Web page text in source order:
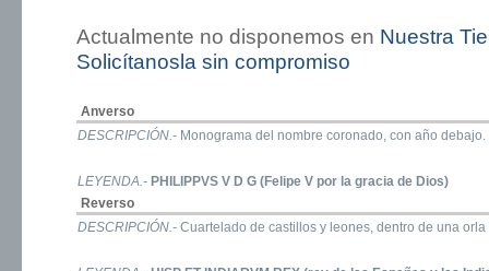
Actualmente no disponemos en Nuestra
Solicítanosla sin compromiso
Anverso
DESCRIPCIÓN.- Monograma del nombre coronado, con año debajo.
LEYENDA.- PHILIPPVS V D G (Felipe V por la gracia de Dios)
Reverso
DESCRIPCIÓN.- Cuartelado de castillos y leones, dentro de una